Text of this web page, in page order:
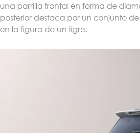
una parrilla frontal en forma de
posterior destaca por un conjunto
en la figura de un tigre.